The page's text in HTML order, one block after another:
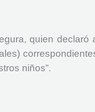
quien declaró
niños”.